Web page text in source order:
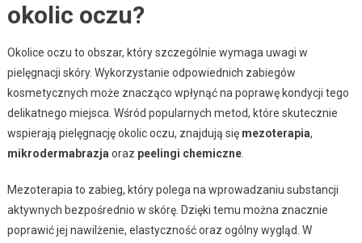
okolic oczu?
Okolice oczu to obszar, który szczególnie wymaga uwagi w
pielęgnacji skóry. Wykorzystanie odpowiednich zabiegów
kosmetycznych może znacząco wpłynąć na poprawę kondycji tego
delikatnego miejsca. Wśród popularnych metod, które skutecznie
wspierają pielęgnację okolic oczu, znajdują się mezoterapia,
mikrodermabrazja oraz peelingi chemiczne.
Mezoterapia to zabieg, który polega na wprowadzaniu substancji
aktywnych bezpośrednio w skórę. Dzięki temu można znacznie
poprawić jej nawilżenie, elastyczność oraz ogólny wygląd. W